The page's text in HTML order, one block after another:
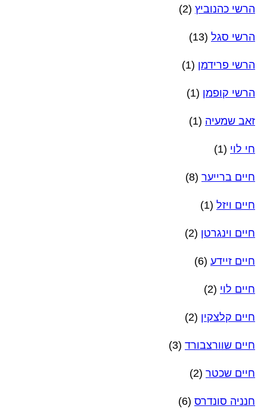
הרשי כהנוביץ (2)
הרשי סגל (13)
הרשי פרידמן (1)
הרשי קופמן (1)
זאב שמעיה (1)
חי לוי (1)
חיים ברייער (8)
חיים ויזל (1)
חיים וינגרטן (2)
חיים זיידע (6)
חיים לוי (2)
חיים קלצקין (2)
חיים שוורצבורד (3)
חיים שכטר (2)
חנניה סונדרס (6)